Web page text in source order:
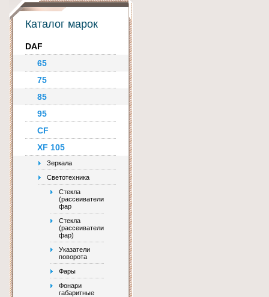
Каталог марок
DAF
65
75
85
95
CF
XF 105
Зеркала
Светотехника
Стекла
(рассеиватели
фар
Стекла
(рассеиватели
фар)
Указатели
поворота
Фары
Фонари
габаритные